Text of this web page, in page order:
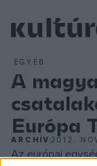
EGYÉB
A
Európa
ARCHÍV2012.
Az európai